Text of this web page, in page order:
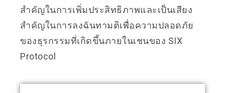
สำคัญในการเพิ่มประสิทธิภาพและเป็นเสียง
สำคัญในการลงฉันทามติเพื่อความปลอดภัย
ของธุรกรรมที่เกิดขึ้นภายในเชนของ SIX
Protocol